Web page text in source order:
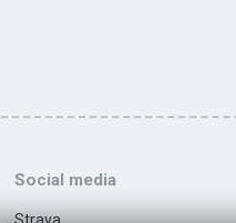
Social media